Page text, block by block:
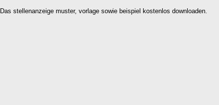
Das stellenanzeige muster, vorlage sowie beispiel kostenlos downloaden.